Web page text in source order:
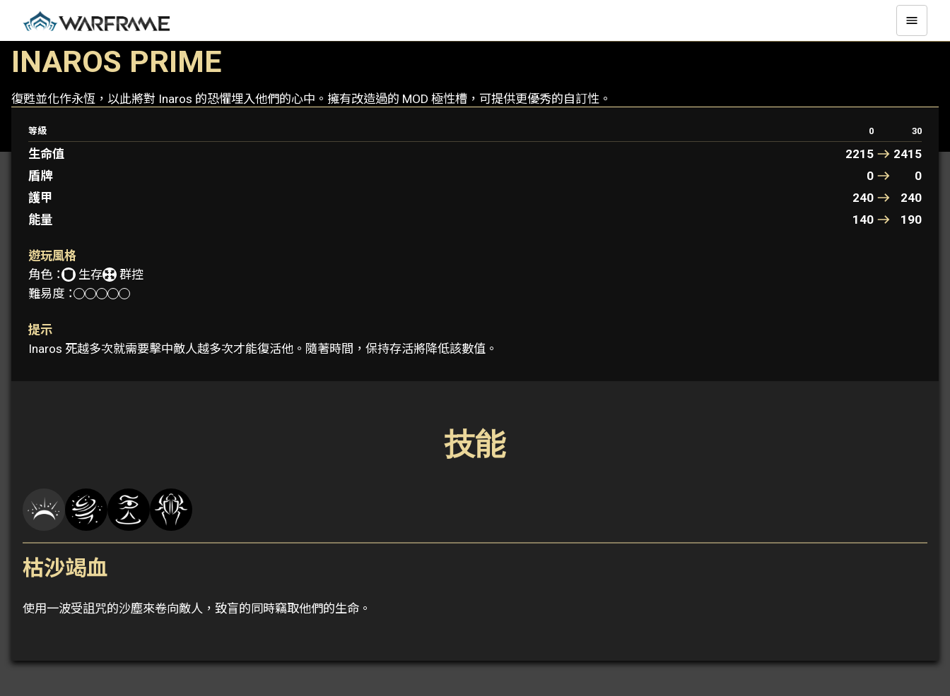
INAROS PRIME
復甦並化作永恆，以此將對 Inaros 的恐懼埋入他們的心中。擁有改造過的 MOD 極性槽，可提供更優秀的自訂性。
等級 0 30
生命值 2215
2415
盾牌
0
0
護甲
240
240
能量
140 190
遊玩風格
角色：
生存
群控
難易度：
提示
Inaros 死越多次就需要擊中敵人越多次才能復活他。隨著時間，保持存活將降低該數值。
技能
枯沙竭血
使用一波受詛咒的沙塵來卷向敵人，致盲的同時竊取他們的生命。